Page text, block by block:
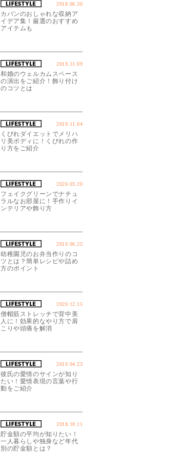
2018.06.30
カバンのおしゃれな収納ア
イデア集！厳選のおすすめ
アイテムも
2019.11.09
和婚のウェルカムスペース
の演出をご紹介！飾り付け
のコツとは
2019.11.04
くびれダイエットでメリハ
リ美ボディに！くびれの作
り方をご紹介
2020.03.20
フェイクグリーンでナチュ
ラルなお部屋に！手作りイ
ンテリアや飾り方
2019.06.25
幼稚園児のお弁当作りのコ
ツとは？簡単レシピや詰め
方のポイント
2020.12.15
僧帽筋ストレッチで背中美
人に！効果的なやり方で肩
こりや頭痛を解消
2019.04.23
彼氏の愛情のサインが知り
たい！愛情表現の言葉や行
動をご紹介
2018.10.11
貯金額の平均が知りたい！
一人暮らしや独身など年代
別の貯金額とは？